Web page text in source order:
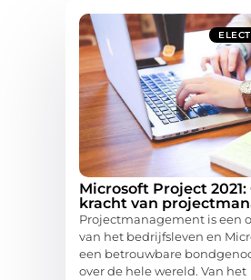
Microsoft Project
kracht van
Projectmanagement is een
van het bedrijfsleven en
een betrouwbare
over de hele wereld. Van het